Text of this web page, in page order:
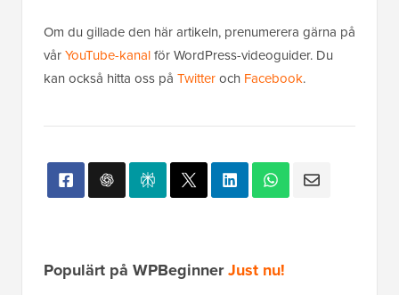
Om du gillade den här artikeln, prenumerera gärna på
vårYouTube-kanalför WordPress-videoguider. Du
kan också hitta oss på Twitteroch Facebook.
Populärt på WPBeginnerJust nu!